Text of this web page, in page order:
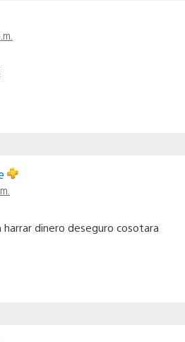
dinero deseguro cosotara